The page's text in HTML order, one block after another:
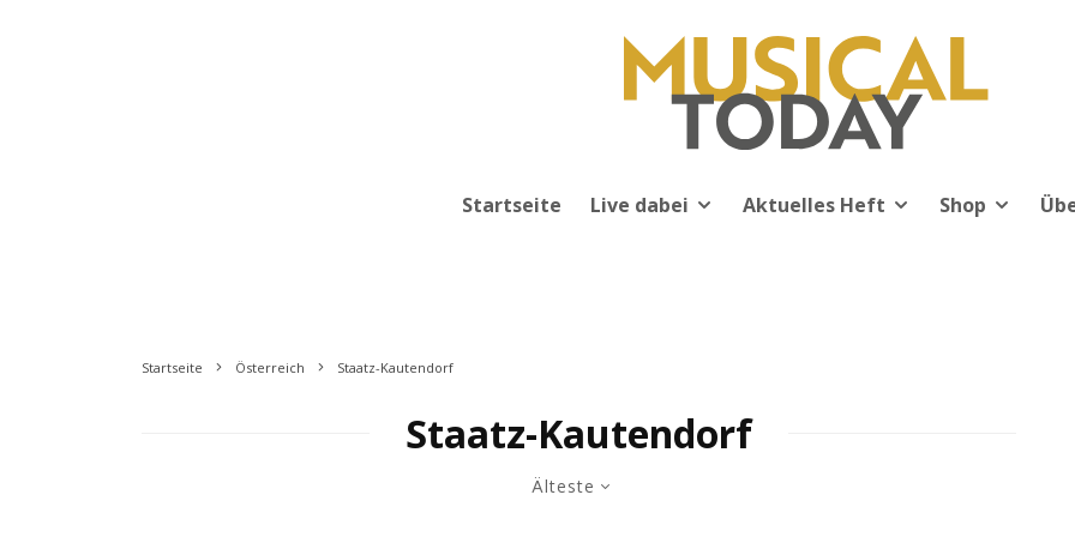
Startseite Live dabei Aktuelles Heft Shop
Startseite Österreich Staatz-Kautendorf
Staatz-Kautendorf
Älteste